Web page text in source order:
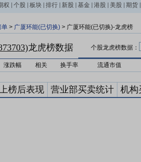
权 个股 板块 排行 新股 基金 港股 美股 期货
单 > 广厦环能(已切换) > 广厦环能(已切换)-龙虎榜
龙虎榜数据 个股龙虎榜数据：
涨跌幅 相关 换手率 流通市值
榜后表现 营业部买卖统计 机构